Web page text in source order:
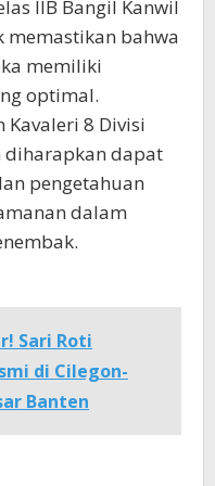
IIB Bangil Kanwil
memastikan bahwa
memiliki
optimal.
Kavaleri 8 Divisi
diharapkan dapat
pengetahuan
dalam
Sari Roti
di Cilegon-
Banten